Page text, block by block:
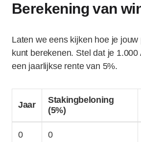
Berekening van
Laten we eens kijken hoe je
kunt berekenen. Stel dat je 1.000
een jaarlijkse rente van 5%.
Jaar
Stakingbeloning
(5%)
0 0